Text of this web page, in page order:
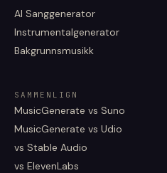
AI Sanggenerator
Instrumentalgenerator
Bakgrunnsmusikk
SAMMENLIGN
MusicGenerate vs Suno
MusicGenerate vs Udio
vs Stable Audio
vs ElevenLabs